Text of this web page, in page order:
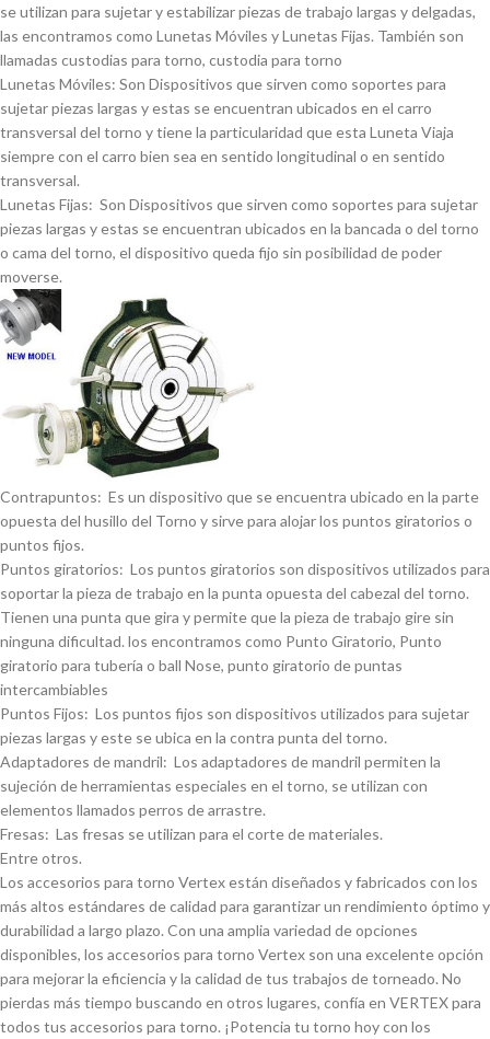
se utilizan para sujetar y estabilizar piezas de trabajo largas y delgadas,
las encontramos como Lunetas Móviles y Lunetas Fijas. También son
llamadas custodias para torno, custodia para torno
Lunetas Móviles: Son Dispositivos que sirven como soportes para
sujetar piezas largas y estas se encuentran ubicados en el carro
transversal del torno y tiene la particularidad que esta Luneta Viaja
siempre con el carro bien sea en sentido longitudinal o en sentido
transversal.
Lunetas Fijas: Son Dispositivos que sirven como soportes para sujetar
piezas largas y estas se encuentran ubicados en la bancada o del torno
o cama del torno, el dispositivo queda fijo sin posibilidad de poder
moverse.
Contrapuntos: Es un dispositivo que se encuentra ubicado en la parte
opuesta del husillo del Torno y sirve para alojar los puntos giratorios o
puntos fijos.
Puntos giratorios: Los puntos giratorios son dispositivos utilizados para
soportar la pieza de trabajo en la punta opuesta del cabezal del torno.
Tienen una punta que gira y permite que la pieza de trabajo gire sin
ninguna dificultad. los encontramos como Punto Giratorio, Punto
giratorio para tuberí­a o ball Nose, punto giratorio de puntas
intercambiables
Puntos Fijos: Los puntos fijos son dispositivos utilizados para sujetar
piezas largas y este se ubica en la contra punta del torno.
Adaptadores de mandril: Los adaptadores de mandril permiten la
sujeción de herramientas especiales en el torno, se utilizan con
elementos llamados perros de arrastre.
Fresas: Las fresas se utilizan para el corte de materiales.
Entre otros.
Los accesorios para torno Vertex están diseñados y fabricados con los
más altos estándares de calidad para garantizar un rendimiento óptimo y
durabilidad a largo plazo. Con una amplia variedad de opciones
disponibles, los accesorios para torno Vertex son una excelente opción
para mejorar la eficiencia y la calidad de tus trabajos de torneado. No
pierdas más tiempo buscando en otros lugares, confí­a en VERTEX para
todos tus accesorios para torno. ¡Potencia tu torno hoy con los